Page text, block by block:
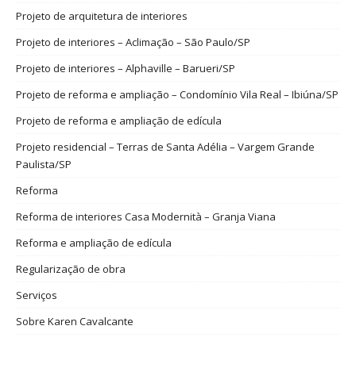
Projeto de arquitetura de interiores
Projeto de interiores – Aclimação – São Paulo/SP
Projeto de interiores – Alphaville – Barueri/SP
Projeto de reforma e ampliação – Condomínio Vila Real – Ibiúna/SP
Projeto de reforma e ampliação de edícula
Projeto residencial – Terras de Santa Adélia – Vargem Grande
Paulista/SP
Reforma
Reforma de interiores Casa Modernità – Granja Viana
Reforma e ampliação de edícula
Regularização de obra
Serviços
Sobre Karen Cavalcante